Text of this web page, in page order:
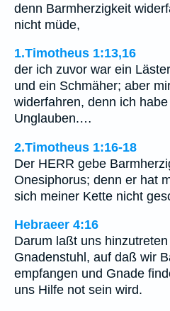
denn Barmherzigkeit
nicht müde,
1.Timotheus 1:13,16
der ich zuvor war ein
und ein Schmäher; aber
widerfahren, denn ich
Unglauben.…
2.Timotheus 1:16-18
Der HERR gebe
Onesiphorus; denn er hat
sich meiner Kette nicht
Hebraeer 4:16
Darum laßt uns
Gnadenstuhl, auf daß wir
empfangen und Gnade
uns Hilfe not sein wird.